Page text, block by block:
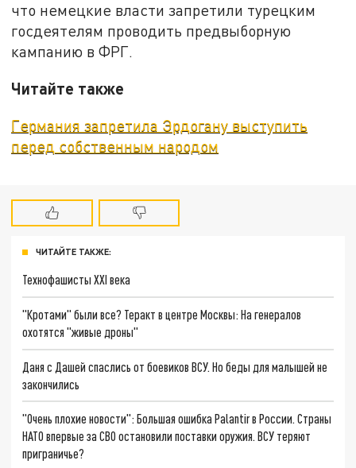
что немецкие власти запретили турецким
госдеятелям проводить предвыборную
кампанию в ФРГ.
Читайте также
Германия запретила Эрдогану выступить
перед собственным народом
ЧИТАЙТЕ ТАКЖЕ:
Технофашисты XXI века
"Кротами" были все? Теракт в центре Москвы: На генералов
охотятся "живые дроны"
Даня с Дашей спаслись от боевиков ВСУ. Но беды для малышей не
закончились
"Очень плохие новости": Большая ошибка Palantir в России. Страны
НАТО впервые за СВО остановили поставки оружия. ВСУ теряют
приграничье?